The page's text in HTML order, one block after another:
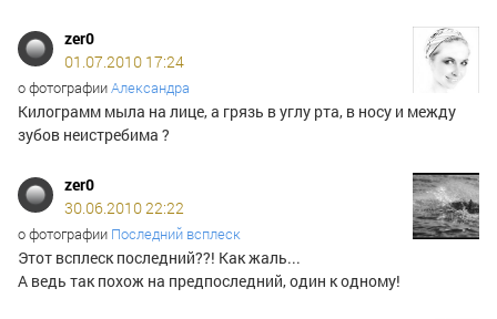
zer0
01.07.2010 17:24
о фотографииАлександра
Килограмм мыла на лице, а грязь в углу рта, в носу и между
зубов неистребима ?
zer0
30.06.2010 22:22
о фотографии Последний всплеск
Этот всплеск последний??! Как жаль...
А ведь так похож на предпоследний, один к одному!